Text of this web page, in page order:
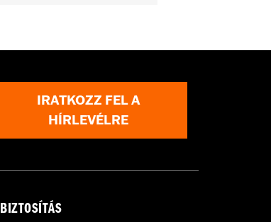
IRATKOZZ FEL A
HÍRLEVÉLRE
BIZTOSÍTÁS